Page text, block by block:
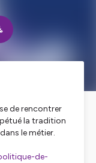
de rencontrer
la tradition
le métier.
de-